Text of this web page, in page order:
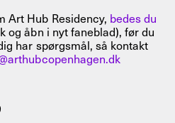
Art Hub Residency, bedes du
og åbn i nyt faneblad), før du
har spørgsmål, så kontakt